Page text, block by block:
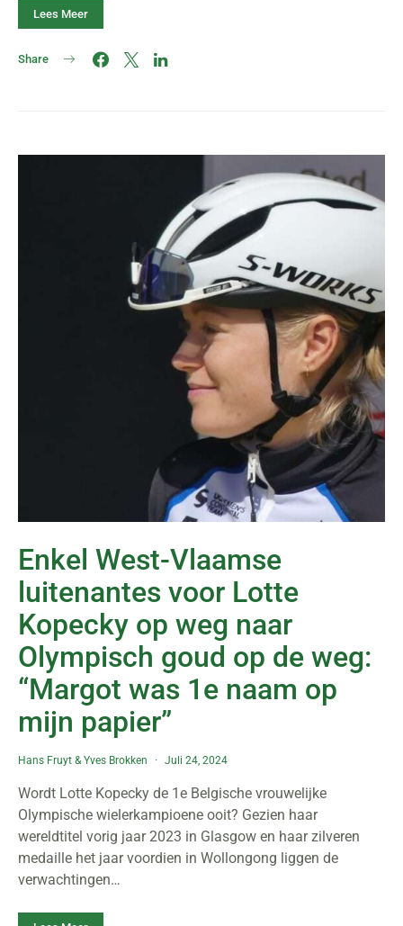
Lees Meer
Share
Enkel West-Vlaamse
luitenantes voor Lotte
Kopecky op weg naar
Olympisch goud op de weg:
“Margot was 1e naam op
mijn papier”
Hans Fruyt &Yves Brokken Juli 24, 2024
Wordt Lotte Kopecky de 1e Belgische vrouwelijke
Olympische wielerkampioene ooit? Gezien haar
wereldtitel vorig jaar 2023 in Glasgow en haar zilveren
medaille het jaar voordien in Wollongong liggen de
verwachtingen…